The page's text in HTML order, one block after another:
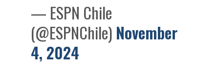
— ESPN Chile
(@ESPNChile) November
4, 2024